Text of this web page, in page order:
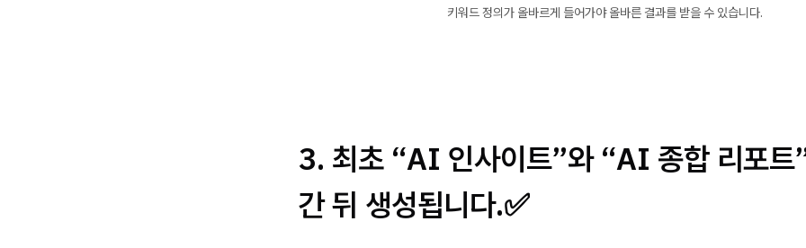
키워드 정의가 올바르게 들어가야 올바른 결과를 받을 수 있습니다.
3. 최초 “AI 인사이트”와 “AI 종합 리포
간 뒤 생성됩니다.✅